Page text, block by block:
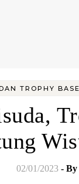
TROPHY
02/01/2023 - By